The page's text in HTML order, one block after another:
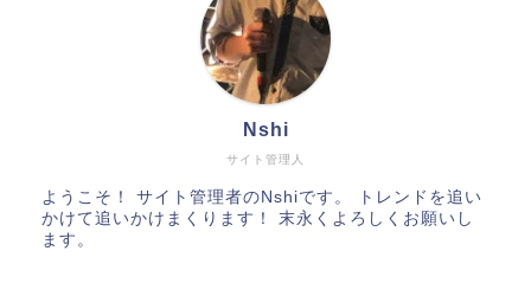
サイト管理人
Nshi
ようこそ！ サイト管理者のNshiです。 トレンドを追い
かけて追いかけまくります！ 末永くよろしくお願いし
ます。